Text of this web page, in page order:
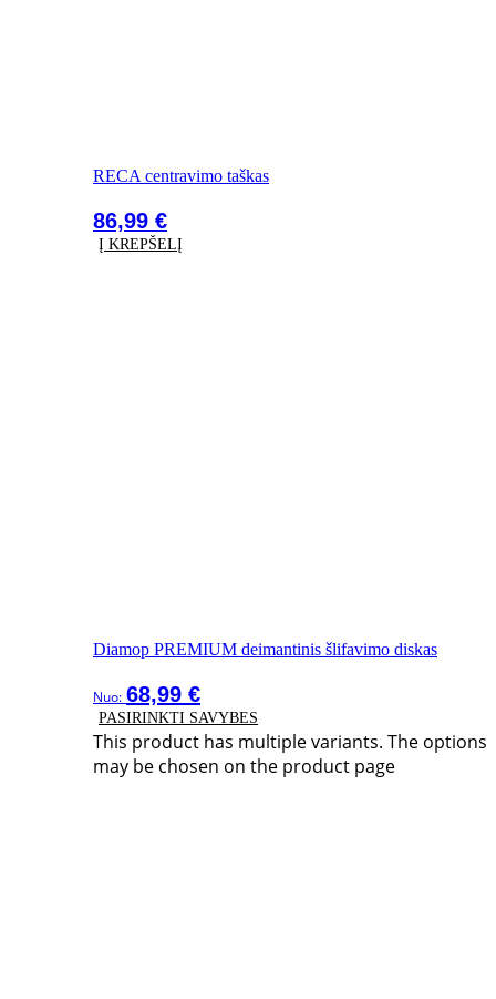
RECA centravimo taškas
86,99 €
Į KREPŠELĮ
Diamop PREMIUM deimantinis šlifavimo diskas
Nuo: 68,99 €
PASIRINKTI SAVYBES
This product has multiple variants. The options
may be chosen on the product page